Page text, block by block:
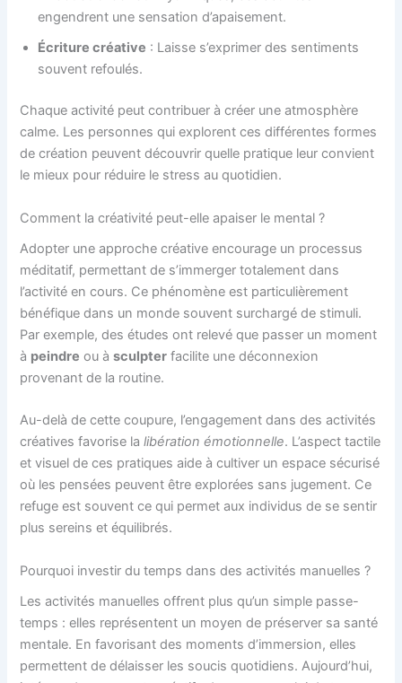
engendrent une sensation d’apaisement.
Écriture créative : Laisse s’exprimer des sentiments
souvent refoulés.
Chaque activité peut contribuer à créer une atmosphère
calme. Les personnes qui explorent ces différentes formes
de création peuvent découvrir quelle pratique leur convient
le mieux pour réduire le stress au quotidien.
Comment la créativité peut-elle apaiser le mental ?
Adopter une approche créative encourage un processus
méditatif, permettant de s’immerger totalement dans
l’activité en cours. Ce phénomène est particulièrement
bénéfique dans un monde souvent surchargé de stimuli.
Par exemple, des études ont relevé que passer un moment
à peindre ou àsculpter facilite une déconnexion
provenant de la routine.
Au-delà de cette coupure, l’engagement dans des activités
créatives favorise lalibération émotionnelle. L’aspect tactile
et visuel de ces pratiques aide à cultiver un espace sécurisé
où les pensées peuvent être explorées sans jugement. Ce
refuge est souvent ce qui permet aux individus de se sentir
plus sereins et équilibrés.
Pourquoi investir du temps dans des activités manuelles ?
Les activités manuelles offrent plus qu’un simple passe-
temps : elles représentent un moyen de préserver sa santé
mentale. En favorisant des moments d’immersion, elles
permettent de délaisser les soucis quotidiens. Aujourd’hui,